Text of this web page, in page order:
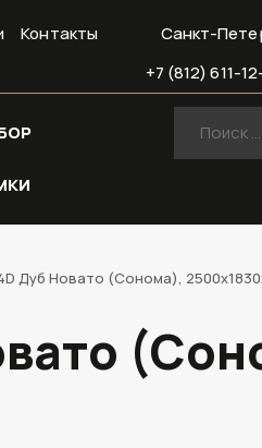
Контакты
Санкт-
+7 (812) 611-
Дуб Новато (Сонома),